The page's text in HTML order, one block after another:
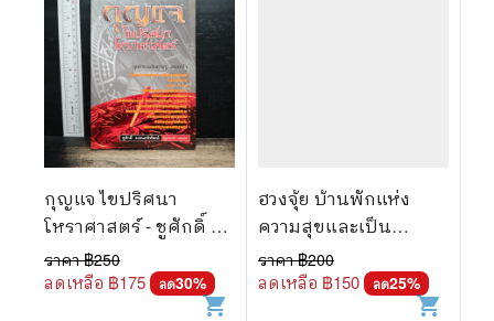
กุญแจ ไขปริศนา
โหราศาสตร์ - ชูศักดิ์ จง
ธนะพิพัฒน์
ราคา ฿250
ลดเหลือ ฿175 ลด30%
shopping_cart
ฮวงจุ้ย บ้านพักแห่ง
ความสุขและเป็น
ศิริมงคล - ม.อึ้งอรุณ
ราคา ฿200
ลดเหลือ ฿150 ลด25%
shopping_cart